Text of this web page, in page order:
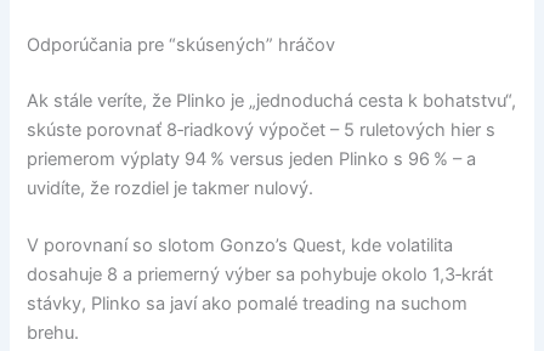
Odporúčania pre “skúsených” hráčov
Ak stále veríte, že Plinko je „jednoduchá cesta k bohatstvu“,
skúste porovnať 8‑riadkový výpočet – 5 ruletových hier s
priemerom výplaty 94 % versus jeden Plinko s 96 % – a
uvidíte, že rozdiel je takmer nulový.
V porovnaní so slotom Gonzo’s Quest, kde volatilita
dosahuje 8 a priemerný výber sa pohybuje okolo 1,3‑krát
stávky, Plinko sa javí ako pomalé treading na suchom
brehu.